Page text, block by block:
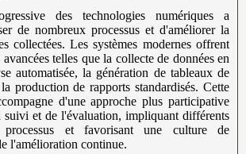
des technologies numériques a
de nombreux processus et d'améliorer la
collectées. Les systèmes modernes offrent
telles que la collecte de données en
automatisée, la génération de tableaux de
production de rapports standardisés. Cette
d'une approche plus participative
suivi et de l'évaluation, impliquant différents
et favorisant une culture de
l'amélioration continue.